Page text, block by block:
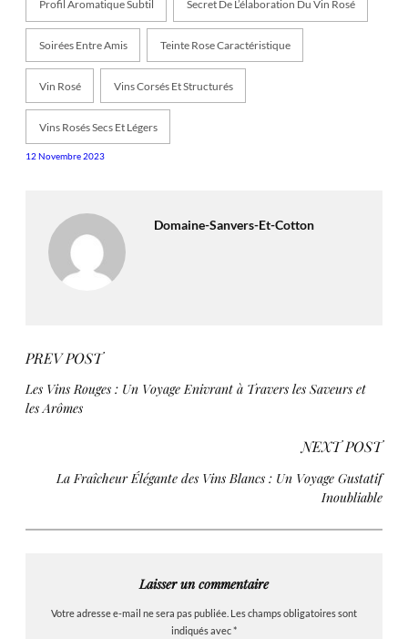
Profil Aromatique Subtil Secret De L’élaboration Du Vin Rosé
Soirées Entre Amis Teinte Rose Caractéristique
Vin Rosé Vins Corsés Et Structurés
Vins Rosés Secs Et Légers
12 Novembre 2023
Domaine-Sanvers-Et-Cotton
PREV POST
Les Vins Rouges : Un Voyage Enivrant à Travers les Saveurs et
les Arômes
NEXT POST
La Fraîcheur Élégante des Vins Blancs : Un Voyage Gustatif
Inoubliable
Laisser un commentaire
Votre adresse e-mail ne sera pas publiée. Les champs obligatoires sont
indiqués avec*